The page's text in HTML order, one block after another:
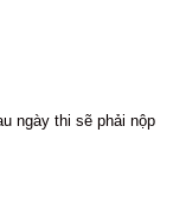
ngày thi sẽ phải nộp